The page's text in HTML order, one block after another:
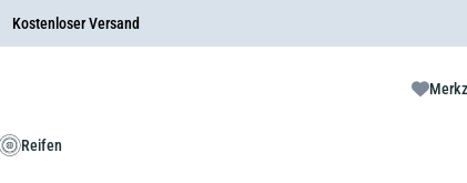
Kostenloser Versand
Reifen